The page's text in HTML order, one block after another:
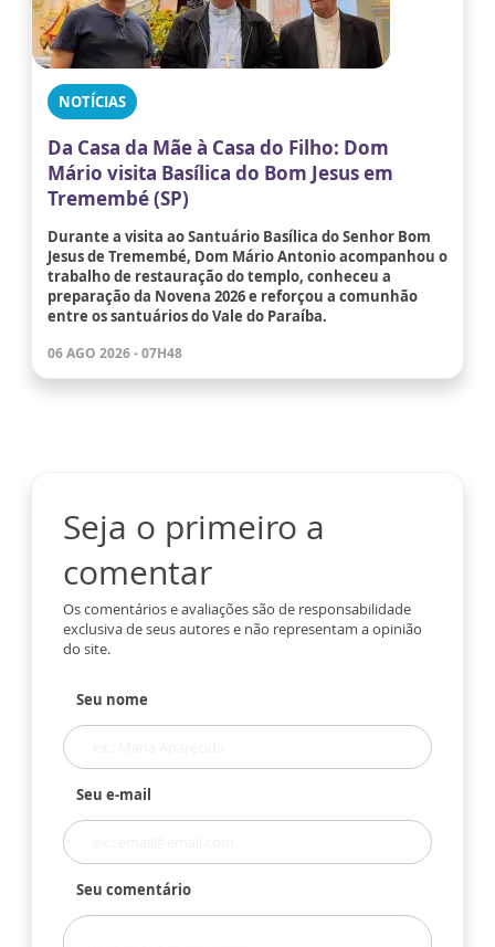
NOTÍCIAS
Da Casa da Mãe à Casa do Filho: Dom
Mário visita Basílica do Bom Jesus em
Tremembé (SP)
Durante a visita ao Santuário Basílica do Senhor Bom
Jesus de Tremembé, Dom Mário Antonio acompanhou o
trabalho de restauração do templo, conheceu a
preparação da Novena 2026 e reforçou a comunhão
entre os santuários do Vale do Paraíba.
06 AGO 2026 - 07H48
Seja o primeiro a
comentar
Os comentários e avaliações são de responsabilidade
exclusiva de seus autores e não representam a opinião
do site.
Seu nome
Seu e-mail
Seu comentário